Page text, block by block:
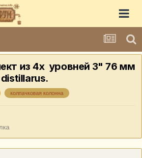
из 4х уровней 3" 76 мм
колпачковая колонна